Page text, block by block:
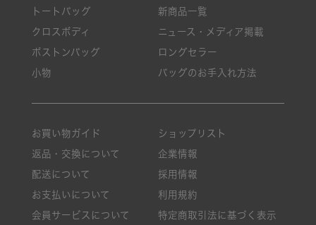
トートバッグ
クロスボディ
ボストンバッグ
小物
新商品一覧
ニュース・メディア掲載
ロングセラー
バッグのお手入れ方法
お買い物ガイド
返品・交換について
配送について
お支払いについて
会員サービスについて
ショップリスト
企業情報
採用情報
利用規約
特定商取引法に基づく表示